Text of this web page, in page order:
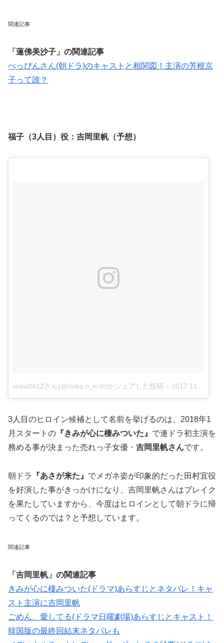
関連記事
「蓮佛美沙子」の関連記事
べっぴんさん(朝ドラ)のキャストと相関図！主演の芳根京
子って誰？
福子（3人目）役： 吉岡里帆（予想）
rinka0412さん(@rinka.n_n.m)がシェアした投稿 – 2017 11月 15 11:22午後 PST
3人目のヒロイン候補として名前を挙げるのは、2018年1
月スタートの 『きみが心に棲みついた』 で連ドラ初主演を
務める事が決まった売れっ子女優・ 吉岡里帆さんです。
朝ドラ 『あさが来た』 でメガネ姿が印象的だった田村宜役
を好演した事がきっかけになり、吉岡里帆さんはブレイク
を果たしていますから、今度はヒロインとして朝ドラに帰
ってくるのでは？と予想しています。
関連記事
「吉岡里帆」の関連記事
きみが心に棲みついた(ドラマ)あらすじとネタバレ！キャ
スト主演に吉岡里帆
ごめん、愛してる(ドラマ日曜劇場)あらすじとキャスト！
韓国版の最終回結末ネタバレも